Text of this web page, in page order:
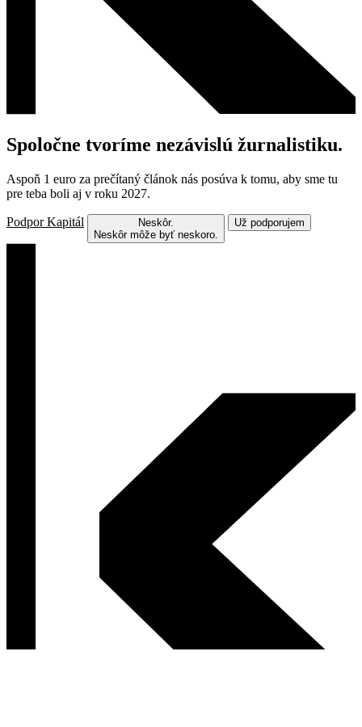
Spoločne tvoríme nezávislú žurnalistiku.
Aspoň 1 euro za prečítaný článok nás posúva k tomu, aby sme tu
pre teba boli aj v roku 2027.
Podpor Kapitál
Neskôr.
Neskôr môže byť neskoro.
Už podporujem